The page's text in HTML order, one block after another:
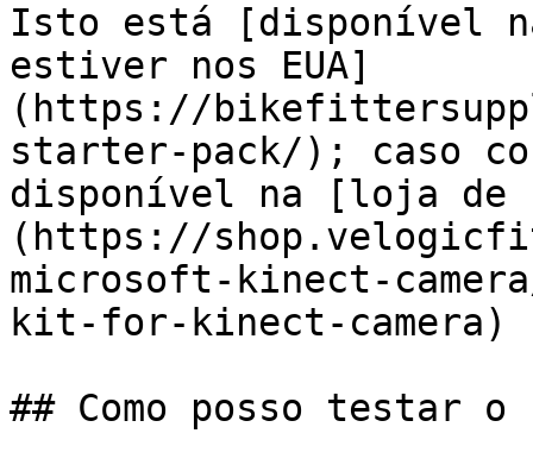
Isto está [disponível
estiver nos EUA]
(https://
starter-pack/); caso
disponível na [loja de
(https://
microsoft-kinect-
kit-for-kinect-camera)
## Como posso testar o